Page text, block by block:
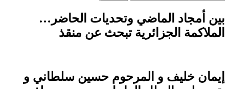
بين أمجاد الماضي وتحديات الحاضر…
الملاكمة الجزائرية تبحث عن منقذ
إيمان خليف و المرحوم حسين سلطاني و